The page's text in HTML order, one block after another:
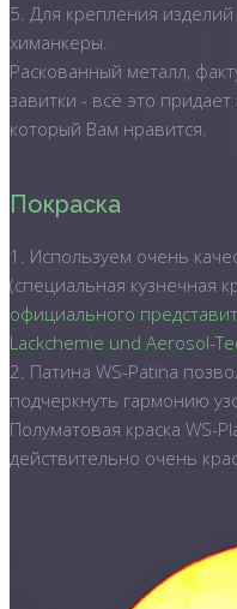
5. Для крепления
химанкеры.
Раскованный металл,
завитки - всё это
который Вам нравится.
Покраска
1. Используем очень
(специальная кузнечная
официального
Lackchemie und Aerosol-
2. Патина WS-Patina
подчеркнуть гармонию
Полуматовая краска WS-
действительно очень